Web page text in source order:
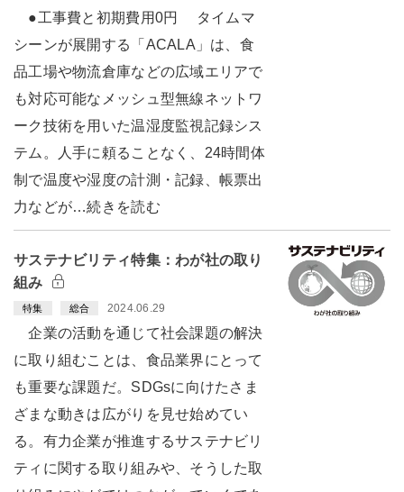
●工事費と初期費用0円 タイムマ
シーンが展開する「ACALA」は、食
品工場や物流倉庫などの広域エリアで
も対応可能なメッシュ型無線ネットワ
ーク技術を用いた温湿度監視記録シス
テム。人手に頼ることなく、24時間体
制で温度や湿度の計測・記録、帳票出
力などが…続きを読む
サステナビリティ特集：わが社の取り
組み
特集 総合 2024.06.29
企業の活動を通じて社会課題の解決
に取り組むことは、食品業界にとって
も重要な課題だ。SDGsに向けたさま
ざまな動きは広がりを見せ始めてい
る。有力企業が推進するサステナビリ
ティに関する取り組みや、そうした取